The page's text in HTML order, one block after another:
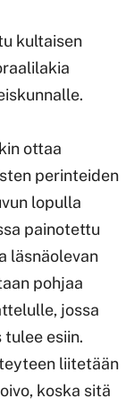
kultaisen
ottaa
perinteiden
lopulla
painotettu
läsnäolevan
pohjaa
jossa
esiin.
liitetään
koska sitä